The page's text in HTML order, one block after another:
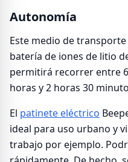
Autonomía
Este medio de
batería de iones de litio
permitirá recorrer entre
horas y 2 horas 30
El patinete eléctrico
ideal para uso urbano y
trabajo por ejemplo.